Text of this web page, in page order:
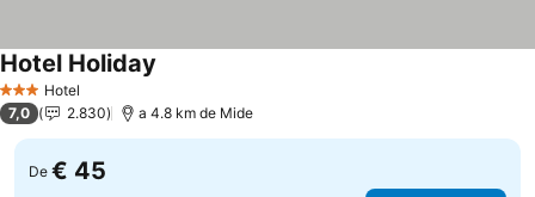
3 EstrelasHotel
Hotel Holiday
7,0 2.830 a 4.8 km de Mide
De € 45